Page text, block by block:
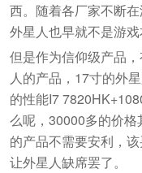
西。随着各厂家不断
外星人也早就不是游戏
但是作为信仰级产品
人的产品，17寸的外
的性能I7
么呢，30000多的价
的产品不需要安利，
让外星人缺席罢了。